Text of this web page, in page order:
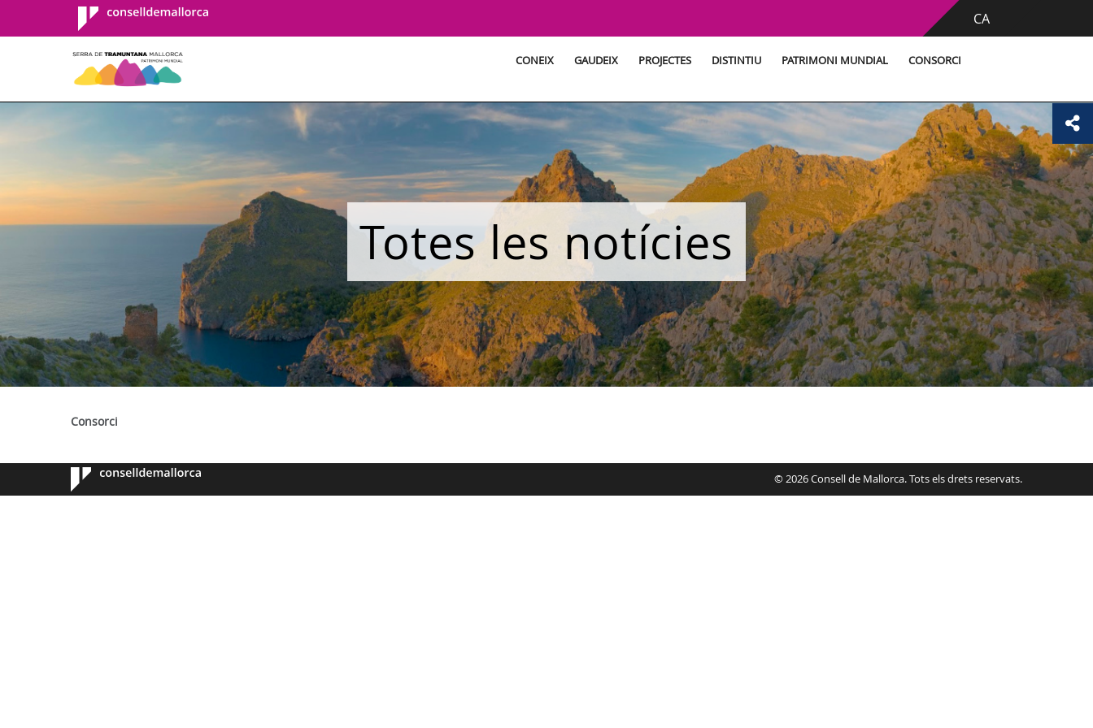
Consell de
Mallorca
CA
CONEIX GAUDEIX PROJECTES DISTINTIU PATRIMONI MUNDIAL CONSORCI
Totes les notícies
Consorci
Consell de
Mallorca
© 2026 Consell de Mallorca. Tots els drets reservats.